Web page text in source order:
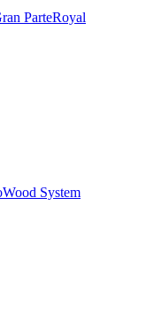
ParteRoyal
Wood System